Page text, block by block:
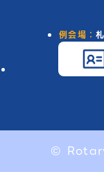
例会場：
©